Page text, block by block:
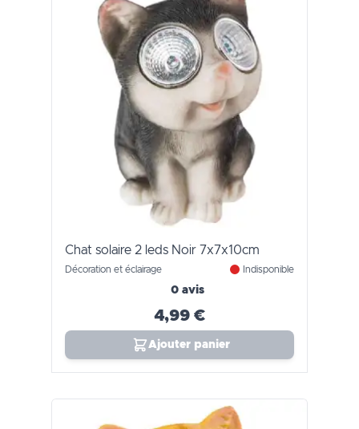
Chat solaire 2 leds Noir 7x7x10cm
Décoration et éclairage Indisponible
0 avis
4,99 €
Ajouter panier